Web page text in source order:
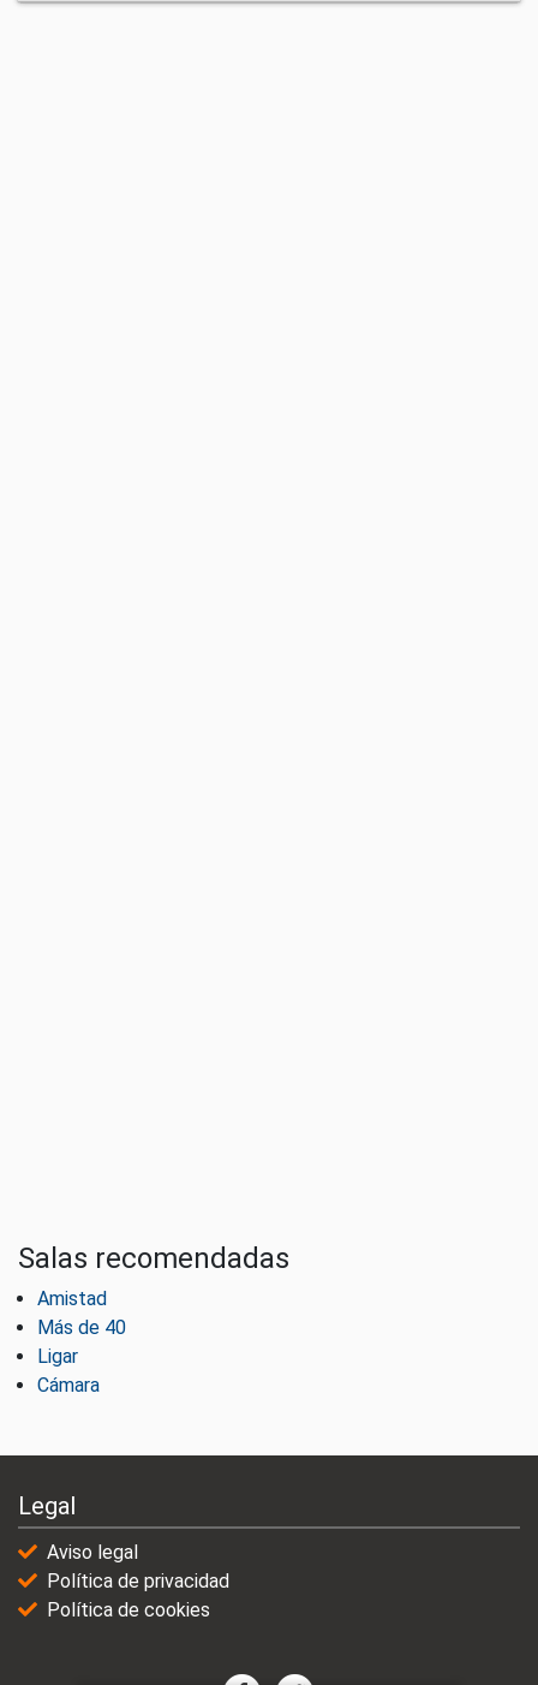
Salas recomendadas
Amistad
Más de 40
Ligar
Cámara
Legal
Aviso legal
Política de privacidad
Política de cookies